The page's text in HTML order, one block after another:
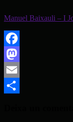
Manuel Baixauli – I
Facebook
Mastodon
Email